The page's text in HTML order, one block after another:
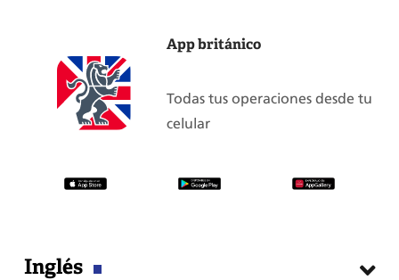
App británico
Todas tus operaciones desde tu
celular
Inglés